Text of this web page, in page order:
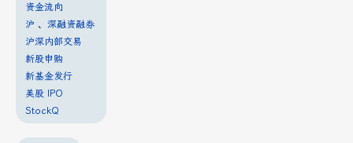
资金流向
沪 、 深融资融券
沪深内部交易
新股申购
新基金发行
美股 IPO
StockQ